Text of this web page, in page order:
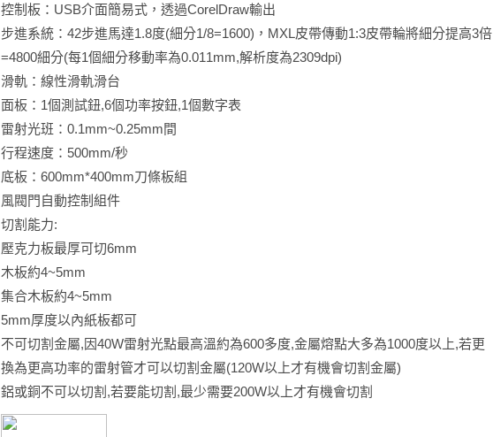
控制板：USB介面簡易式，透過CorelDraw輸出
步進系統：42步進馬達1.8度(細分1/8=1600)，MXL皮帶傳動1:3皮帶輪將細分提高3倍
=4800細分(每1個細分移動率為0.011mm,解析度為2309dpi)
滑軌：線性滑軌滑台
面板：1個測試鈕,6個功率按鈕,1個數字表
雷射光班：0.1mm~0.25mm間
行程速度：500mm/秒
底板：600mm*400mm刀條板組
風閥門自動控制組件
切割能力:
壓克力板最厚可切6mm
木板約4~5mm
集合木板約4~5mm
5mm厚度以內紙板都可
不可切割金屬,因40W雷射光點最高溫約為600多度,金屬熔點大多為1000度以上,若更
換為更高功率的雷射管才可以切割金屬(120W以上才有機會切割金屬)
鋁或銅不可以切割,若要能切割,最少需要200W以上才有機會切割